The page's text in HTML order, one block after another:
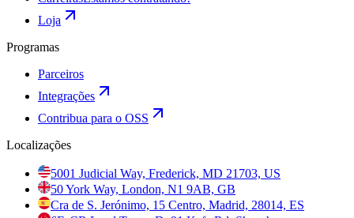
Loja
Programas
Parceiros
Integrações
Contribua para o OSS
Localizações
5001 Judicial Way, Frederick, MD 21703, US
50 York Way, London, N1 9AB, GB
Cra de S. Jerónimo, 15 Centro, Madrid, 28014, ES